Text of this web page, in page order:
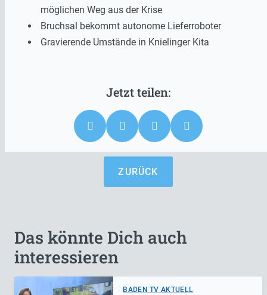
möglichen Weg aus der Krise
Bruchsal bekommt autonome Lieferroboter
Gravierende Umstände in Knielinger Kita
ZURÜCK
Das könnte Dich auch
interessieren
BADEN TV AKTUELL